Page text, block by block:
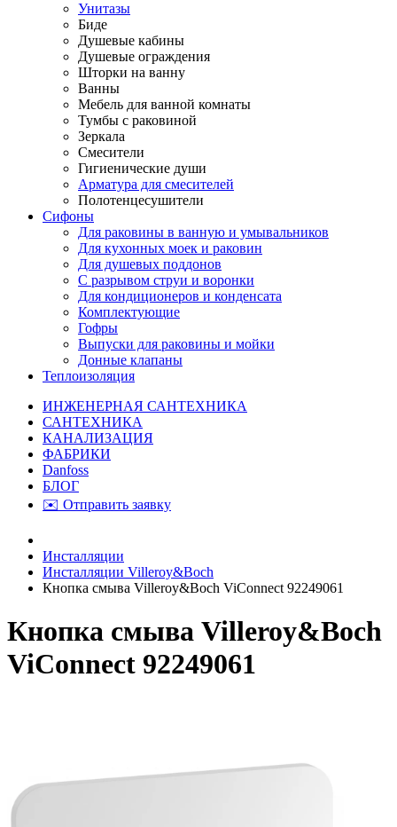
Унитазы
Биде
Душевые кабины
Душевые ограждения
Шторки на ванну
Ванны
Мебель для ванной комнаты
Тумбы с раковиной
Зеркала
Смесители
Гигиенические души
Арматура для смесителей
Полотенцесушители
Сифоны
Для раковины в ванную и умывальников
Для кухонных моек и раковин
Для душевых поддонов
С разрывом струи и воронки
Для кондиционеров и конденсата
Комплектующие
Гофры
Выпуски для раковины и мойки
Донные клапаны
Теплоизоляция
ИНЖЕНЕРНАЯ САНТЕХНИКА
САНТЕХНИКА
КАНАЛИЗАЦИЯ
ФАБРИКИ
Danfoss
БЛОГ
✉️ Отправить заявку
Инсталляции
Инсталляции Villeroy&Boch
Кнопка смыва Villeroy&Boch ViConnect 92249061
Кнопка смыва Villeroy&Boch
ViConnect 92249061